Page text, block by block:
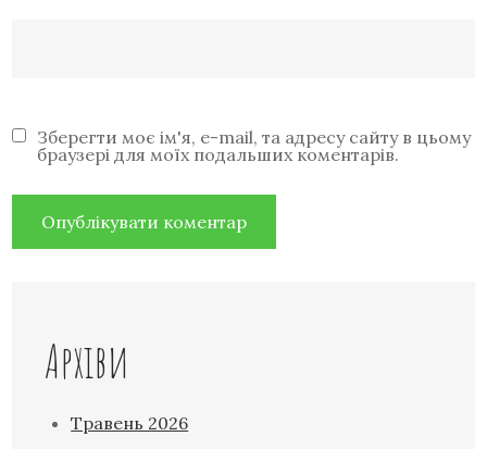
Зберегти моє ім'я, e-mail, та адресу сайту в цьому
браузері для моїх подальших коментарів.
Архіви
Травень 2026